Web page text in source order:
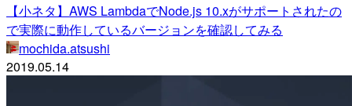
【小ネタ】AWS LambdaでNode.js 10.xがサポートされたの
で実際に動作しているバージョンを確認してみる
mochida.atsushi
2019.05.14